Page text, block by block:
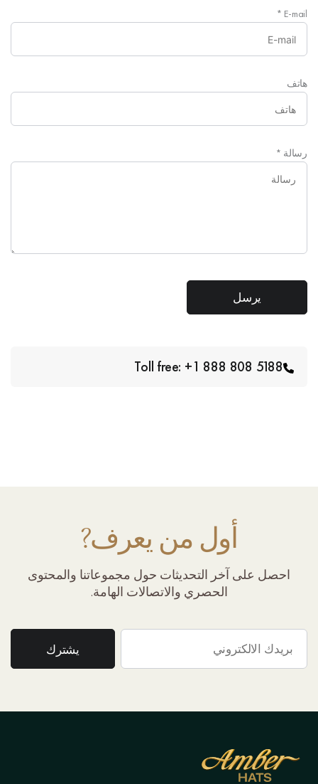
E-mail
*
هاتف
رسالة *
Toll free: +1 888 808 5188
أول من يعرف?
احصل على آخر التحديثات حول مجموعاتنا والمحتوى
الحصري والاتصالات الهامة.